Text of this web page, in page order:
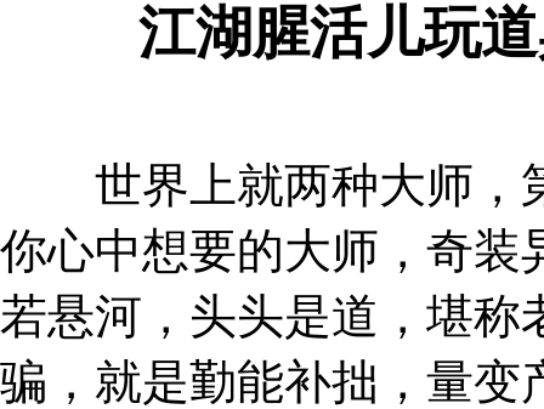
江湖腥活儿玩
世界上就两种大师，
你心中想要的大师，奇装
若悬河，头头是道，堪称
骗，就是勤能补拙，量变